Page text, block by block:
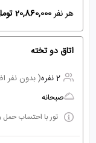
هر نفر20,860,000 تومان
اتاق دو تخته
2 نفره
( بدون نفر
صبحانه
تور با احتساب